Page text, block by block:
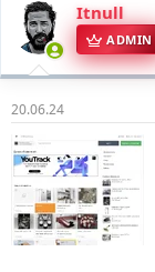
Itnull
ADMIN
20.06.24